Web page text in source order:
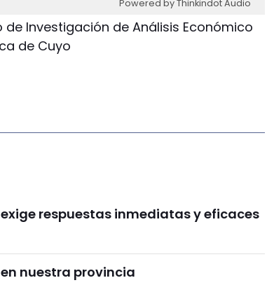
Powered by Thinkindot Audio
Investigación de Análisis Económico
de Cuyo
respuestas inmediatas y eficaces
nuestra provincia